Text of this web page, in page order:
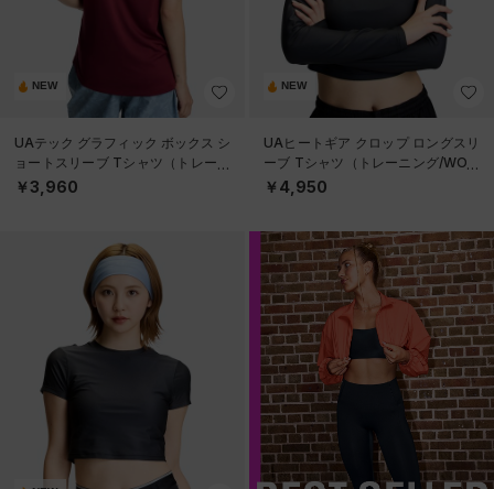
NEW
UAテック グラフィック ボックス シ
ョートスリーブ Tシャツ（トレーニ
ング/WOMEN）
￥3,960
NEW
UAヒートギア クロップ ロングスリ
ーブ Tシャツ（トレーニング/WOM
EN）
￥4,950